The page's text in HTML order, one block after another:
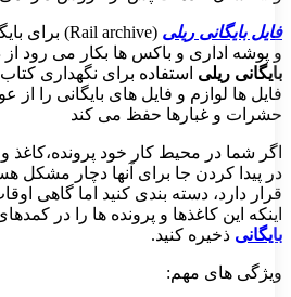
بایگانی ریلی (Rail archive) برای بایگانی انواع فایل
اداری و باکس ها بکار می رود از دیگر
ریلی استفاده برای نگهداری کتاب و
ها لوازم و فایل های بایگانی را از
و غبارها حفظ می کند
در محیط کار خود پرونده،کاغذ و
کردن جا برای آنها دچار مشکل هستید
دارد، دسته بندی کنید اما گاهی اوقات
این کاغذها و پرونده ها را در کمدهای
ذخیره کنید.
های مهم: